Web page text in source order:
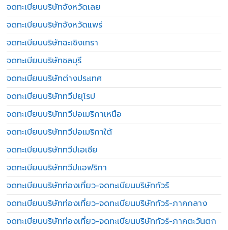
จดทะเบียนบริษัทจังหวัดเลย
จดทะเบียนบริษัทจังหวัดแพร่
จดทะเบียนบริษัทฉะเชิงเทรา
จดทะเบียนบริษัทชลบุรี
จดทะเบียนบริษัทต่างประเทศ
จดทะเบียนบริษัททวีปยุโรป
จดทะเบียนบริษัททวีปอเมริกาเหนือ
จดทะเบียนบริษัททวีปอเมริกาใต้
จดทะเบียนบริษัททวีปเอเชีย
จดทะเบียนบริษัททวีปแอฟริกา
จดทะเบียนบริษัทท่องเที่ยว-จดทะเบียนบริษัททัวร์
จดทะเบียนบริษัทท่องเที่ยว-จดทะเบียนบริษัททัวร์-ภาคกลาง
จดทะเบียนบริษัทท่องเที่ยว-จดทะเบียนบริษัททัวร์-ภาคตะวันตก